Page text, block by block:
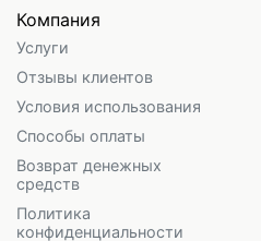
Компания
Услуги
Отзывы клиентов
Условия использования
Способы оплаты
Возврат денежных
средств
Политика
конфиденциальности